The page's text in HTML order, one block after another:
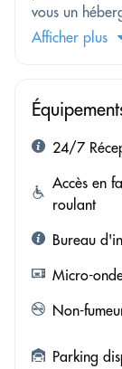
vous un
Afficher plus
24/7
Accès en
roulant
Bureau
Micro-
Non-
Parking